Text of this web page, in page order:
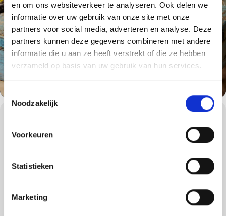
en om ons websiteverkeer te analyseren. Ook delen we
informatie over uw gebruik van onze site met onze
partners voor social media, adverteren en analyse. Deze
partners kunnen deze gegevens combineren met andere
informatie die u aan ze heeft verstrekt of die ze hebben
verzameld op basis van uw gebruik van hun services.
Noodzakelijk
Voorkeuren
Statistieken
Marketing
Ontdek de basisprincipes van barbecueën met deze Grill
Academy workshop. Deze drie uur tot vier uur durende, deels
Weber Way onder de knie willen krijgen. Onder deskundige
begeleiding leren deelnemers essentiële grilltechnieken, van
soorten brandstof tot het vol vertrouwen bereiden van een
verscheidenheid aan klassieke gerechten. Of u nu voor het
eerst grilt of uw vaardigheden wilt verfijnen, deze cursus